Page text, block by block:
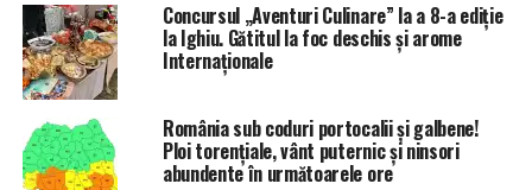
Concursul „Aventuri Culinare” la a 8-a ediție
la Ighiu. Gătitul la foc deschis și arome
Internaționale
România sub coduri portocalii și galbene!
Ploi torențiale, vânt puternic și ninsori
abundente în următoarele ore